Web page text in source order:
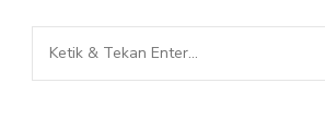
Mencari
Sesuatu?